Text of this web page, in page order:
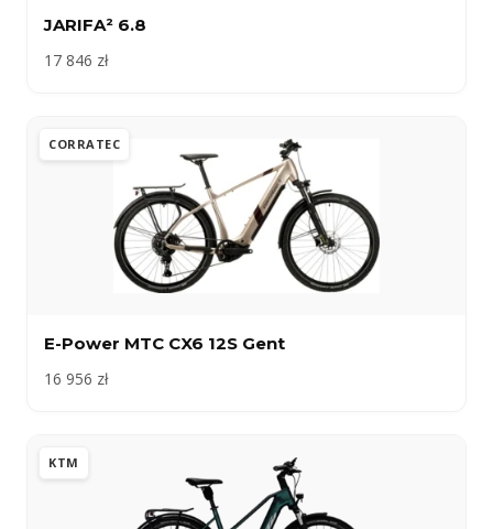
JARIFA² 6.8
17 846 zł
CORRATEC
E-Power MTC CX6 12S Gent
16 956 zł
KTM